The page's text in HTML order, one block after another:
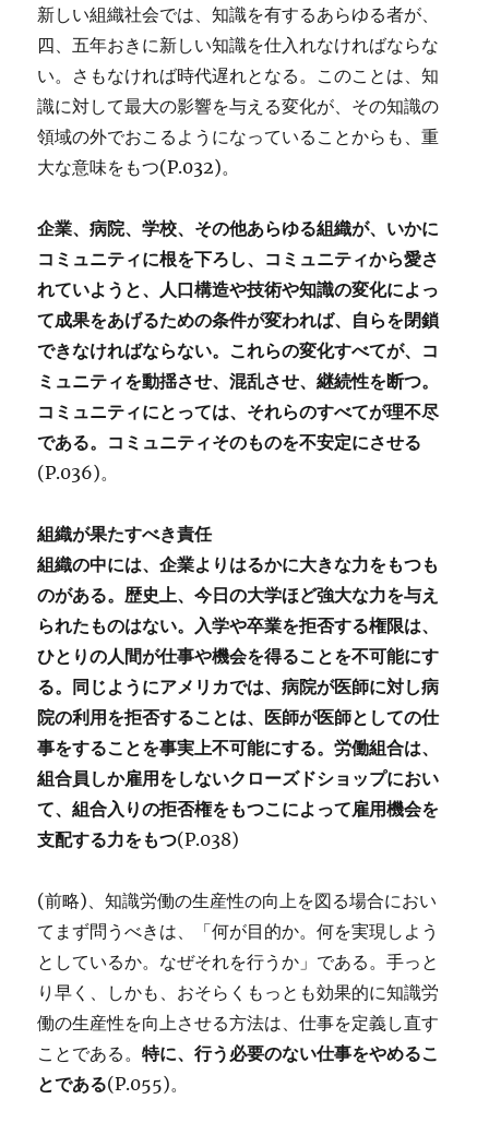
新しい組織社会では、知識を有するあらゆる者が、
四、五年おきに新しい知識を仕入れなければならな
い。さもなければ時代遅れとなる。このことは、知
識に対して最大の影響を与える変化が、その知識の
領域の外でおこるようになっていることからも、重
大な意味をもつ(P.032)。
企業、病院、学校、その他あらゆる組織が、いかに
コミュニティに根を下ろし、コミュニティから愛さ
れていようと、人口構造や技術や知識の変化によっ
て成果をあげるための条件が変われば、自らを閉鎖
できなければならない。これらの変化すべてが、コ
ミュニティを動揺させ、混乱させ、継続性を断つ。
コミュニティにとっては、それらのすべてが理不尽
である。コミュニティそのものを不安定にさせる
(P.036)。
組織が果たすべき責任
組織の中には、企業よりはるかに大きな力をもつも
のがある。歴史上、今日の大学ほど強大な力を与え
られたものはない。入学や卒業を拒否する権限は、
ひとりの人間が仕事や機会を得ることを不可能にす
る。同じようにアメリカでは、病院が医師に対し病
院の利用を拒否することは、医師が医師としての仕
事をすることを事実上不可能にする。労働組合は、
組合員しか雇用をしないクローズドショップにおい
て、組合入りの拒否権をもつこによって雇用機会を
支配する力をもつ(P.038)
(前略)、知識労働の生産性の向上を図る場合におい
てまず問うべきは、「何が目的か。何を実現しよう
としているか。なぜそれを行うか」である。手っと
り早く、しかも、おそらくもっとも効果的に知識労
働の生産性を向上させる方法は、仕事を定義し直す
ことである。特に、行う必要のない仕事をやめるこ
とである(P.055)。